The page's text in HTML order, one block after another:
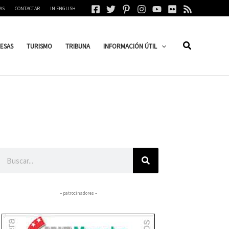
CONTACTAR IN ENGLISH
TURISMO TRIBUNA INFORMACIÓN ÚTIL
– patrocinadores –